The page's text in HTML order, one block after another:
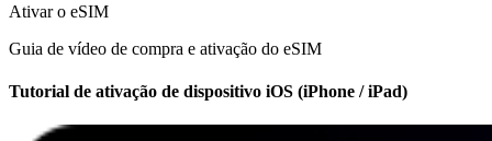
Ativar o eSIM
Guia de vídeo de compra e ativação do eSIM
Tutorial de ativação de dispositivo iOS (iPhone / iPad)